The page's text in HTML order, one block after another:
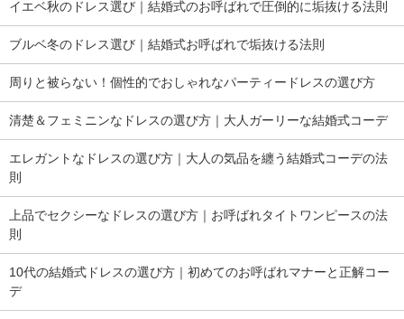
イエベ秋のドレス選び｜結婚式のお呼ばれで圧倒的に垢抜ける法則
ブルベ冬のドレス選び｜結婚式お呼ばれで垢抜ける法則
周りと被らない！個性的でおしゃれなパーティードレスの選び方
清楚＆フェミニンなドレスの選び方｜大人ガーリーな結婚式コーデ
エレガントなドレスの選び方｜大人の気品を纏う結婚式コーデの法
則
上品でセクシーなドレスの選び方｜お呼ばれタイトワンピースの法
則
10代の結婚式ドレスの選び方｜初めてのお呼ばれマナーと正解コー
デ